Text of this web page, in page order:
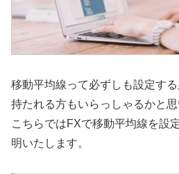
移動平均線って必ずしも設定す
持たれる方もいらっしゃるかと思
こちらではFXで移動平均線を設
明いたします。